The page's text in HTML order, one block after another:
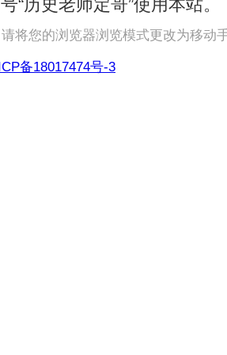
“历史老师定哥”使用本站。
将您的浏览器浏览模式更改为移动
备18017474号-3